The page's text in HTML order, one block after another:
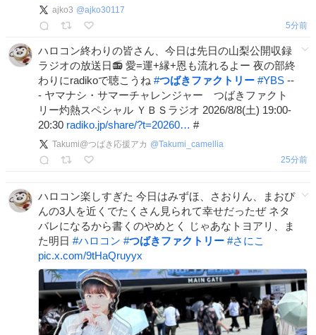
ajko3 @ajko30117
5分前
ハロコン終わりの皆さん、今日は先日の山梨公開収録
ラジオの放送日📻 愛=運+縁+恩も流れるよー 夜の部終
わりにradikoで聴こうね #つばきファクトリー #YBS --
- ヤマナシ・サマーチャレンジャー つばきファクト
リー灼熱スペシャル ＹＢＳラジオ 2026/8/8(土) 19:00-
20:30 radiko.jp/share/?t=20260… #
Takumi@つばき応援アカ @Takumi_camellia
25分前
ハロコン楽しすぎた 今日はみずほ、さおりん、まおぴ
んの3人を近くでたくさん見られて幸せだったぜ ネタ
バレになるから書くのやめとく じゃあなトヨアリ、ま
た明日 #ハロコン #つばきファクトリー #さにこ
pic.x.com/9tHaQruyyx